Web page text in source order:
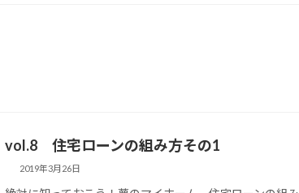
vol.8 住宅ローンの組み方その1
2019年3月26日